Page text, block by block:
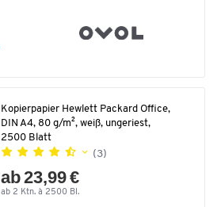
Kopierpapier Hewlett Packard Office,
DIN A4, 80 g/m², weiß, ungeriest,
2500 Blatt
(3)
ab 23,99 €
ab 2 Ktn. à 2500 Bl.